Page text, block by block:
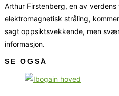
Arthur Firstenberg, en av
elektromagnetisk stråling,
sagt oppsiktsvekkende, men
informasjon.
SE OGSÅ